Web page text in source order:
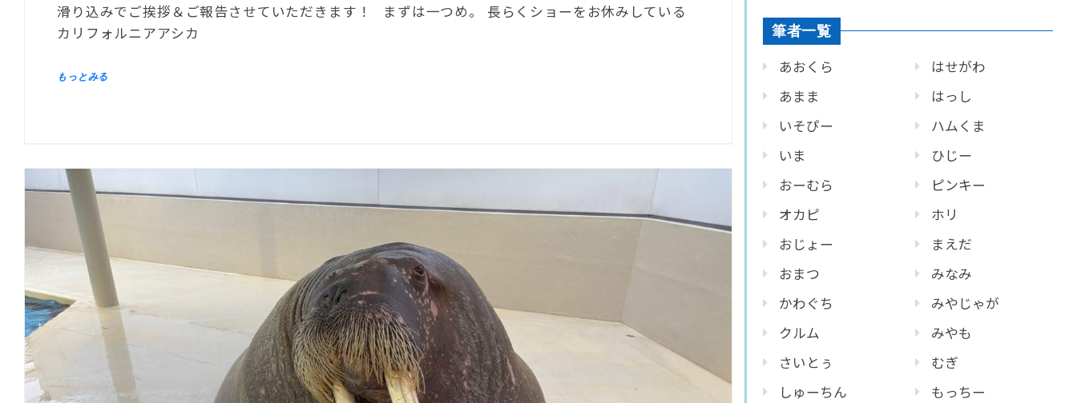
滑り込みでご挨拶＆ご報告させていただきます！ まずは一つめ。 長らくショーをお休みしている
カリフォルニアアシカ
筆者一覧
あおくら
あまま
いそぴー
いま
おーむら
オカピ
おじょー
おまつ
かわぐち
クルム
さいとぅ
しゅーちん
はせがわ
はっし
ハムくま
ひじー
ピンキー
ホリ
まえだ
みなみ
みやじゃが
みやも
むぎ
もっちー